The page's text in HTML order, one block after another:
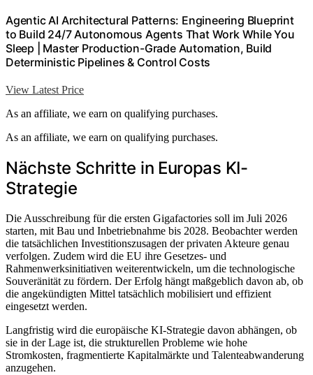
Agentic AI Architectural Patterns: Engineering Blueprint
to Build 24/7 Autonomous Agents That Work While You
Sleep | Master Production-Grade Automation, Build
Deterministic Pipelines & Control Costs
View Latest Price
As an affiliate, we earn on qualifying purchases.
As an affiliate, we earn on qualifying purchases.
Nächste Schritte in Europas KI-
Strategie
Die Ausschreibung für die ersten Gigafactories soll im Juli 2026
starten, mit Bau und Inbetriebnahme bis 2028. Beobachter werden
die tatsächlichen Investitionszusagen der privaten Akteure genau
verfolgen. Zudem wird die EU ihre Gesetzes- und
Rahmenwerksinitiativen weiterentwickeln, um die technologische
Souveränität zu fördern. Der Erfolg hängt maßgeblich davon ab, ob
die angekündigten Mittel tatsächlich mobilisiert und effizient
eingesetzt werden.
Langfristig wird die europäische KI-Strategie davon abhängen, ob
sie in der Lage ist, die strukturellen Probleme wie hohe
Stromkosten, fragmentierte Kapitalmärkte und Talenteabwanderung
anzugehen.